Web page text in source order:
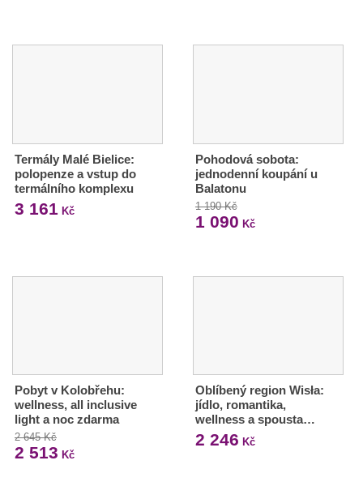
Termály Malé Bielice:
polopenze a vstup do
termálního komplexu
3 161 Kč
Pohodová sobota:
jednodenní koupání u
Balatonu
1 190 Kč
1 090 Kč
Pobyt v Kolobřehu:
wellness, all inclusive
light a noc zdarma
2 645 Kč
2 513 Kč
Oblíbený region Wisła:
jídlo, romantika,
wellness a spousta…
2 246 Kč